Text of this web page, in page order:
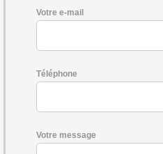
Votre e-mail
Téléphone
Votre message